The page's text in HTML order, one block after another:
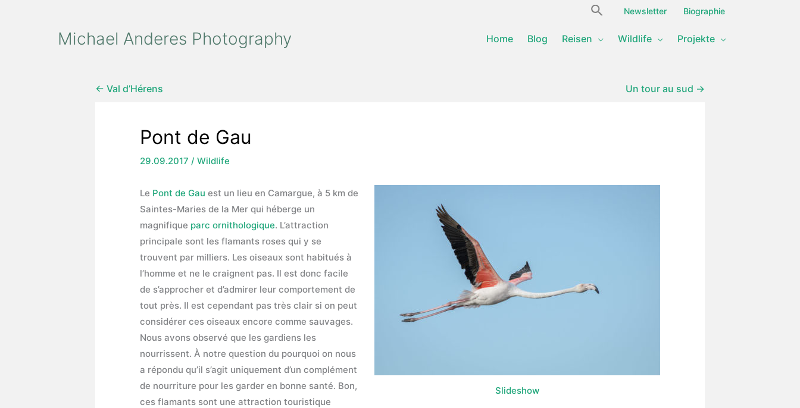
SearchNewsletter Biographie
Michael Anderes Photography Home Blog Reisen Wildlife Projekte
← Val d’Hérens Un tour au sud →
Pont de Gau
29.09.2017 / Wildlife
Slideshow
Le Pont de Gau est un lieu en Camargue, à 5 km de
Saintes-Maries de la Mer qui héberge un
magnifique parc ornithologique. L’attraction
principale sont les flamants roses qui y se
trouvent par milliers. Les oiseaux sont habitués à
l’homme et ne le craignent pas. Il est donc facile
de s’approcher et d’admirer leur comportement de
tout près. Il est cependant pas très clair si on peut
considérer ces oiseaux encore comme sauvages.
Nous avons observé que les gardiens les
nourrissent. À notre question du pourquoi on nous
a répondu qu’il s’agit uniquement d’un complément
de nourriture pour les garder en bonne santé. Bon,
ces flamants sont une attraction touristique